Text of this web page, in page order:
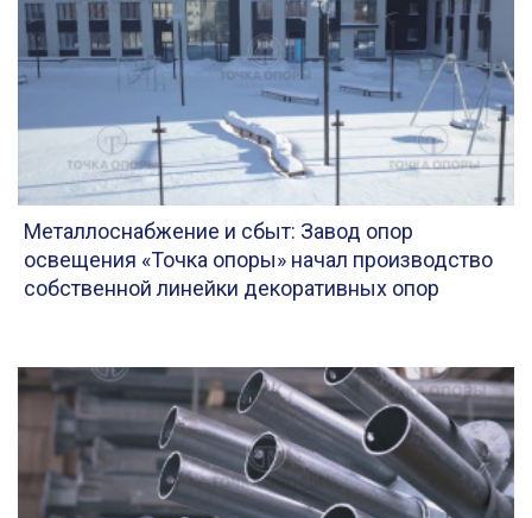
Металлоснабжение и сбыт: Завод опор
освещения «Точка опоры» начал производство
собственной линейки декоративных опор